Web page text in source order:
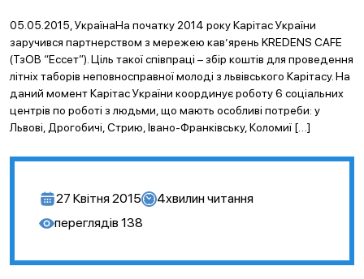
05.05.2015, УкраїнаНа початку 2014 року Карітас України
заручився партнерством з мережею кав’ярень KREDENS CAFE
(ТзОВ “Ессет”). Ціль такої співпраці – збір коштів для проведення
літніх таборів неповносправної молоді з львівського Карітасу. На
даний момент Карітас України координує роботу 6 соціальних
центрів по роботі з людьми, що мають особливі потреби: у
Львові, Дрогобичі, Стрию, Івано-Франківську, Коломиї […]
27 Квітня 2015 4хвилин читання
переглядів 138